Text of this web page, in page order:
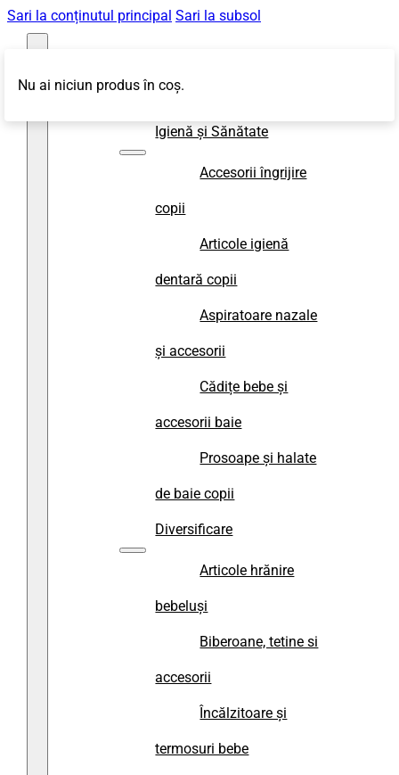
Sari la conținutul principal Sari la subsol
Igienă și Sănătate
Accesorii îngrijire
copii
Articole igienă
dentară copii
Aspiratoare nazale
și accesorii
Cădițe bebe și
accesorii baie
Prosoape și halate
de baie copii
Diversificare
Articole hrănire
bebeluși
Biberoane, tetine si
accesorii
Încălzitoare și
termosuri bebe
Nu ai niciun produs în coș.